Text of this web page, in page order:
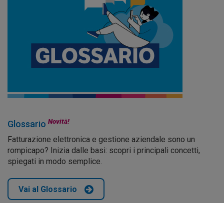
Glossario Novità!
Fatturazione elettronica e gestione aziendale sono un
rompicapo? Inizia dalle basi: scopri i principali concetti,
spiegati in modo semplice.
Vai al Glossario